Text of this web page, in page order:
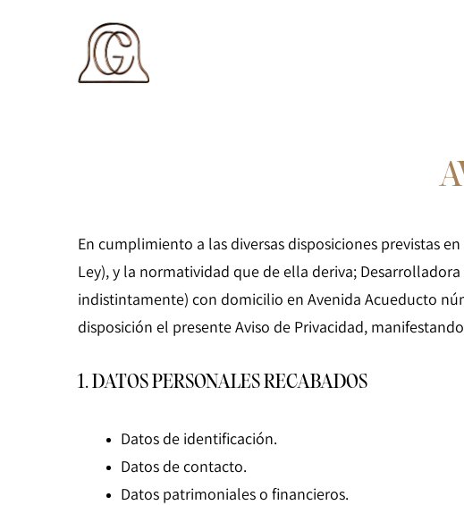
En cumplimiento a las diversas disposiciones previstas
Ley), y la normatividad que de ella deriva; Desarrolladora
indistintamente) con domicilio en Avenida Acueducto
disposición el presente Aviso de Privacidad,
1. DATOS PERSONALES RECABADOS
Datos de identificación.
Datos de contacto.
Datos patrimoniales o financieros.